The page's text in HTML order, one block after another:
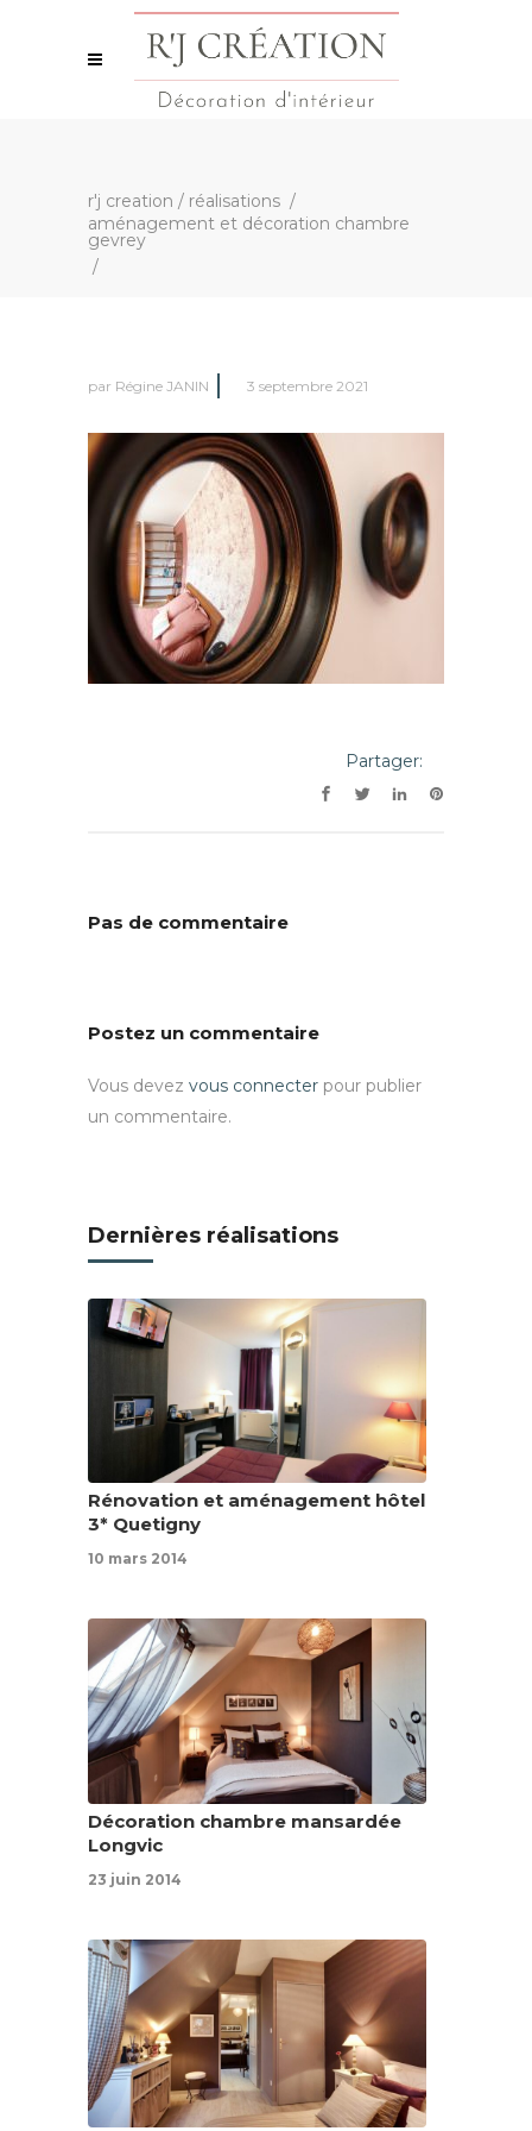
r'j creation / réalisations /
aménagement et décoration chambre
gevrey
/
par Régine JANIN 3 septembre 2021
Partager:
Pas de commentaire
Postez un commentaire
Vous devez vous connecter pour publier
un commentaire.
Dernières réalisations
Rénovation et aménagement hôtel
3* Quetigny
10 mars 2014
Décoration chambre mansardée
Longvic
23 juin 2014